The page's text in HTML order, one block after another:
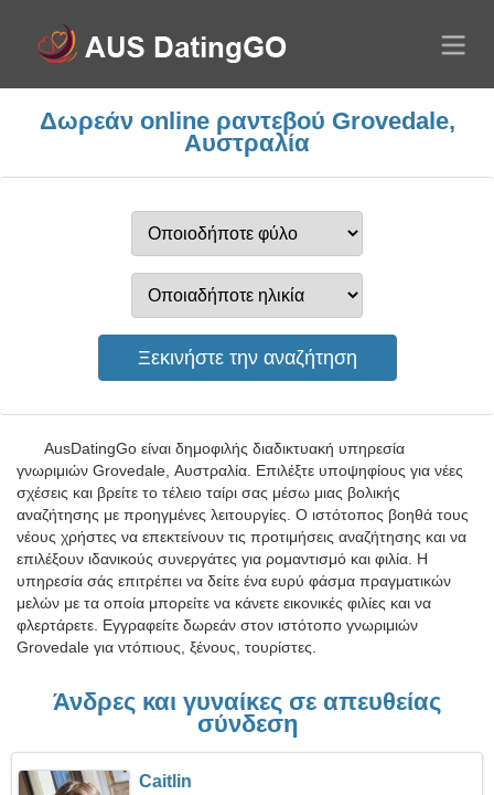
Δωρεάν online ραντεβού Grovedale,
Αυστραλία
AusDatingGo είναι δημοφιλής διαδικτυακή υπηρεσία
γνωριμιών Grovedale, Αυστραλία. Επιλέξτε υποψηφίους για νέες
σχέσεις και βρείτε το τέλειο ταίρι σας μέσω μιας βολικής
αναζήτησης με προηγμένες λειτουργίες. Ο ιστότοπος βοηθά τους
νέους χρήστες να επεκτείνουν τις προτιμήσεις αναζήτησης και να
επιλέξουν ιδανικούς συνεργάτες για ρομαντισμό και φιλία. Η
υπηρεσία σάς επιτρέπει να δείτε ένα ευρύ φάσμα πραγματικών
μελών με τα οποία μπορείτε να κάνετε εικονικές φιλίες και να
φλερτάρετε. Εγγραφείτε δωρεάν στον ιστότοπο γνωριμιών
Grovedale για ντόπιους, ξένους, τουρίστες.
Άνδρες και γυναίκες σε απευθείας
σύνδεση
Caitlin